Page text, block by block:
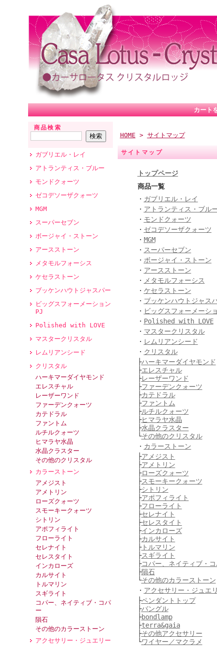
カート
商品検索
ガブリエル・レイ
アトランティス・ブルー
モンドクォーツ
ゼコデソーザクォーツ
MGM
スーパーセブン
ボージャイ・ストーン
アースストーン
メタモルフォーシス
ケセラストーン
ブッケンハウトジャスパー
ビッグスフォーメーション
PJ
Polished with LOVE
マスタークリスタル
レムリアンシード
クリスタル
ハーキマーダイヤモンド
エレスチャル
レーザーワンド
ファーデンクォーツ
カテドラル
ファントム
ルチルクォーツ
ヒマラヤ水晶
水晶クラスター
その他のクリスタル
カラーストーン
アメジスト
アメトリン
ローズクォーツ
スモーキークォーツ
シトリン
アポフィライト
フローライト
セレナイト
セレスタイト
インカローズ
カルサイト
トルマリン
スギライト
コパー、ネイティブ・コパ
ー
隕石
その他のカラーストーン
アクセサリー・ジュエリー
HOME > サイトマップ
サイトマップ
トップページ
商品一覧
・ ガブリエル・レイ
・ アトランティス・ブル
・ モンドクォーツ
・ ゼコデソーザクォーツ
・ MGM
・ スーパーセブン
・ ボージャイ・ストーン
・ アースストーン
・ メタモルフォーシス
・ ケセラストーン
・ ブッケンハウトジャス
・ ビッグスフォーメーシ
・ Polished with LOVE
・ マスタークリスタル
・ レムリアンシード
・ クリスタル
├ハーキマーダイヤモンド
├エレスチャル
├レーザーワンド
├ファーデンクォーツ
├カテドラル
├ファントム
├ルチルクォーツ
├ヒマラヤ水晶
├水晶クラスター
└その他のクリスタル
・ カラーストーン
├アメジスト
├アメトリン
├ローズクォーツ
├スモーキークォーツ
├シトリン
├アポフィライト
├フローライト
├セレナイト
├セレスタイト
├インカローズ
├カルサイト
├トルマリン
├スギライト
├コパー、ネイティブ・
├隕石
└その他のカラーストーン
・ アクセサリー・ジュエ
├ペンダントトップ
├バングル
├bondlamp
├terra&gaia
├その他アクセサリー
└ワイヤー／マクラメ